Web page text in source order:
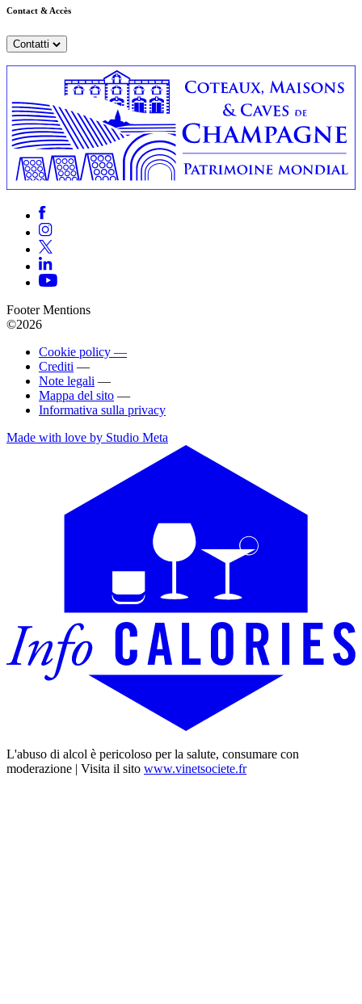
Contact & Accès
Contatti
Footer Mentions
©2026
Cookie policy —
Crediti —
Note legali —
Mappa del sito —
Informativa sulla privacy
Made with love by Studio Meta
L'abuso di alcol è pericoloso per la salute, consumare con
moderazione | Visita il sito www.vinetsociete.fr